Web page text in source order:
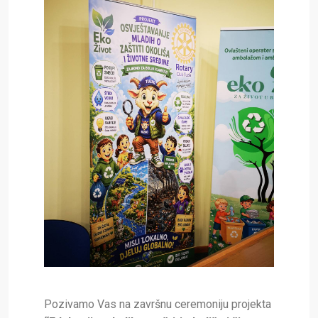
Pozivamo Vas na završnu ceremoniju projekta